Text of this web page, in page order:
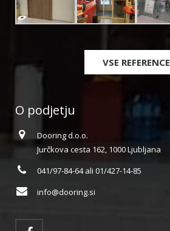
VSE REFERENCE
O podjetju
Dooring d.o.o.
Jurčkova cesta 162, 1000 Ljubljana
041/97-84-64 ali 01/427-14-85
info@dooring.si